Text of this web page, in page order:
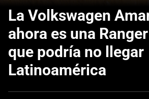
La Volkswagen
ahora es una
que podría no llegar
Latinoamérica